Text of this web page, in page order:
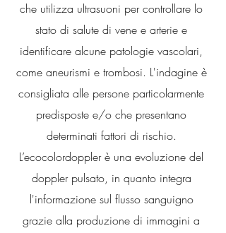
che utilizza ultrasuoni per controllare lo
stato di salute di vene e arterie e
identificare alcune patologie vascolari,
come aneurismi e trombosi. L'indagine è
consigliata alle persone particolarmente
predisposte e/o che presentano
determinati fattori di rischio.
L’ecocolordoppler è una evoluzione del
doppler pulsato, in quanto integra
l'informazione sul flusso sanguigno
grazie alla produzione di immagini a